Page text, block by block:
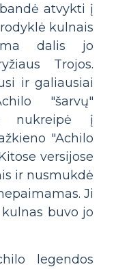
atvykti į
kulnais
dalis jo
Trojos.
ir galiausiai
"šarvų"
nukreipė į
"Achilo
versijose
ir nusmukdė
Ji
buvo jo
legendos